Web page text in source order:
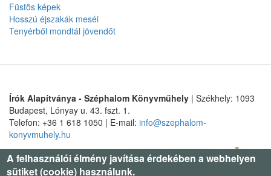
Füstös képek
Hosszú éjszakák meséi
Tenyérből mondtál jövendőt
Írók Alapítványa - Széphalom Könyvműhely | Székhely: 1093
Budapest, Lónyay u. 43. fszt. 1.
Telefon: +36 1 618 1050 | E-mail: info@szephalom-
konyvmuhely.hu
A felhasználói élmény javítása érdekében a webhelyen
sütiket (cookie) használunk.